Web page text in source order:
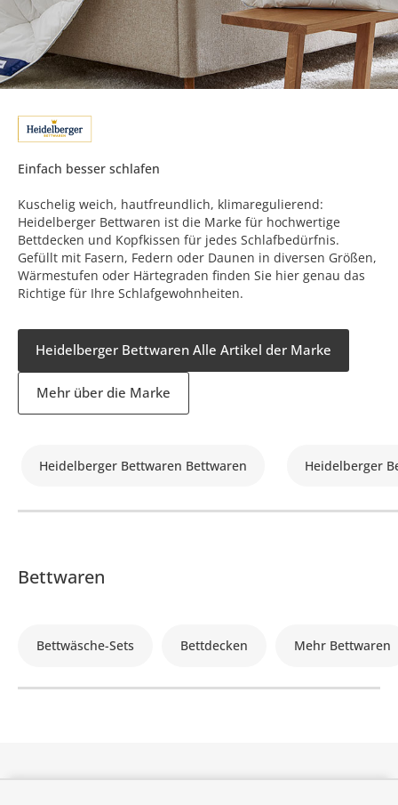
Einfach besser schlafen
Kuschelig weich, hautfreundlich, klimaregulierend:
Heidelberger Bettwaren ist die Marke für hochwertige
Bettdecken und Kopfkissen für jedes Schlafbedürfnis.
Gefüllt mit Fasern, Federn oder Daunen in diversen Größen,
Wärmestufen oder Härtegraden finden Sie hier genau das
Richtige für Ihre Schlafgewohnheiten.
Heidelberger Bettwaren Alle Artikel der Marke
Mehr über die Marke
Heidelberger Bettwaren Bettwaren Heidelberger
Bettwaren
Bettwäsche-Sets Bettdecken Mehr Bettwaren